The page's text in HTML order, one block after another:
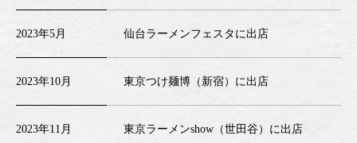
2023年5月 仙台ラーメンフェスタに出店
2023年10月 東京つけ麺博（新宿）に出店
2023年11月 東京ラーメンshow（世田谷）に出店